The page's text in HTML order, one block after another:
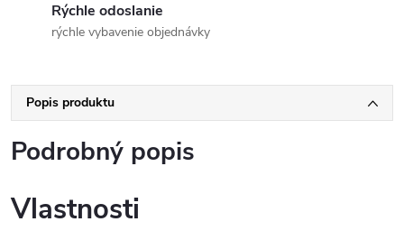
Rýchle odoslanie
rýchle vybavenie objednávky
Popis produktu
Podrobný popis
Vlastnosti